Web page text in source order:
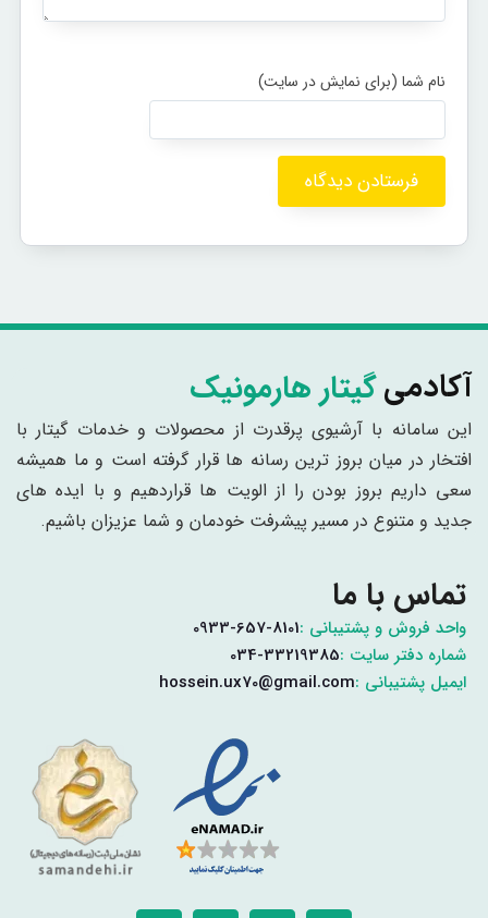
آکادمیگیتار هارمونیک
این سامانه با آرشیوی پرقدرت از محصولات و خدمات گیتار با
افتخار در میان بروز ترین رسانه ها قرار گرفته است و ما همیشه
سعی داریم بروز بودن را از الویت ها قراردهیم و با ایده های
جدید و متنوع در مسیر پیشرفت خودمان و شما عزیزان باشیم.
تماس با ما
واحد فروش و پشتیبانی :0933-657-8101
شماره دفتر سایت :034-33219385
ایمیل پشتیبانی :hossein.ux70@gmail.com